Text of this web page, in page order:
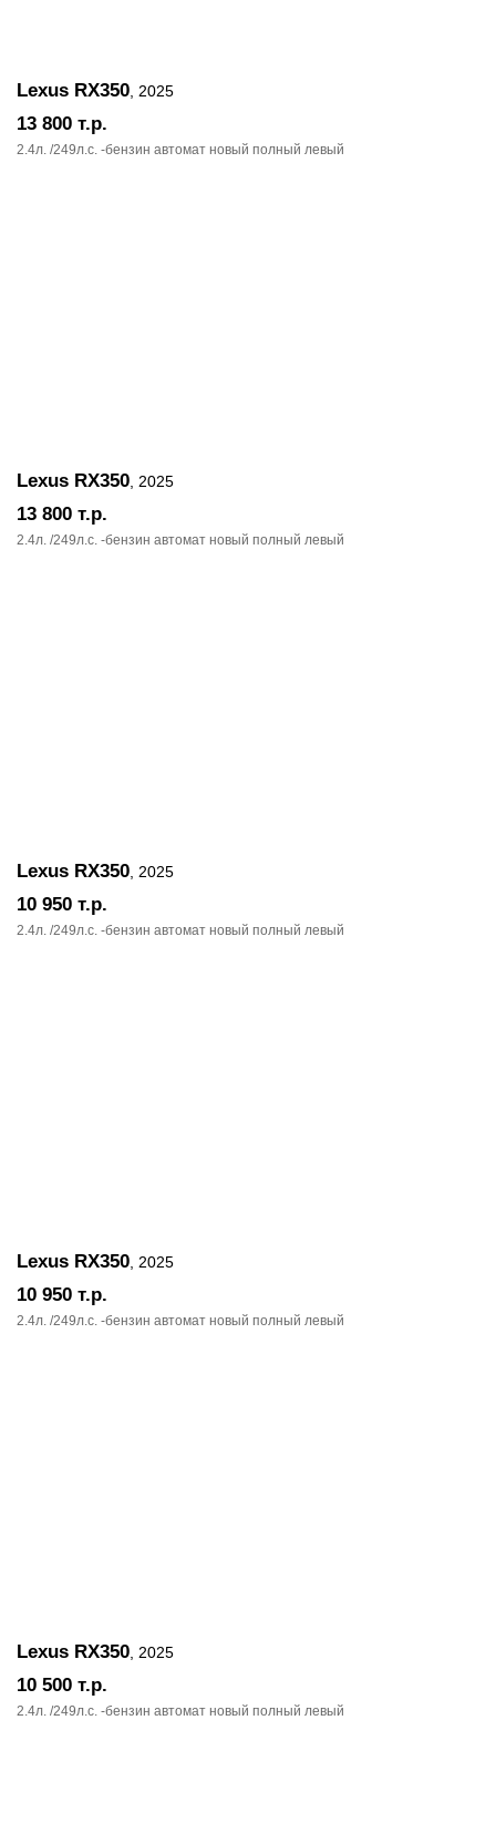
Lexus RX350 , 2025
13 800 т.р.
2.4л. /249л.c. -бензин автомат новый полный левый
Lexus RX350 , 2025
13 800 т.р.
2.4л. /249л.c. -бензин автомат новый полный левый
Lexus RX350 , 2025
10 950 т.р.
2.4л. /249л.c. -бензин автомат новый полный левый
Lexus RX350 , 2025
10 950 т.р.
2.4л. /249л.c. -бензин автомат новый полный левый
Lexus RX350 , 2025
10 500 т.р.
2.4л. /249л.c. -бензин автомат новый полный левый